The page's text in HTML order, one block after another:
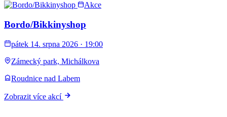
Akce
Bordo/Bikkinyshop
pátek 14. srpna 2026 · 19:00
Zámecký park, Michálkova
Roudnice nad Labem
Zobrazit více akcí